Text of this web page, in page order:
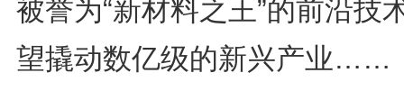
被誉为“新材料之王”的前沿技
望撬动数亿级的新兴产业……